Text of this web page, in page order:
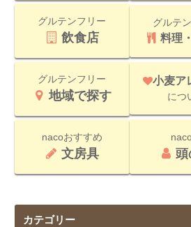
グルテンフリー
飲食店
グルテ
料理
グルテンフリー
地域で探す
小麦ア
につ
nacoおすすめ
文房具 頭
カテゴリー